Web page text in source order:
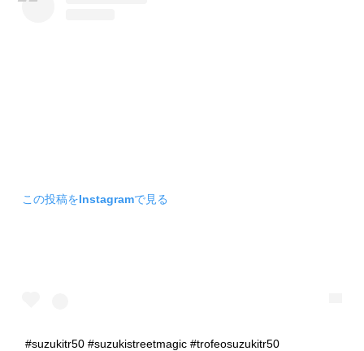
この投稿をInstagramで見る
#suzukitr50 #suzukistreetmagic #trofeosuzukitr50